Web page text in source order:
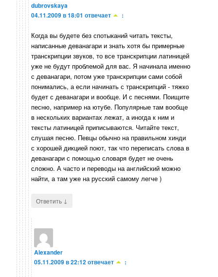
dubrovskaya
04.11.2009 в 18:01 отвечает :
Когда вы будете без спотыканий читать тексты,
написанные деванагари и знать хотя бы примерные
транскрипции звуков, то все транскрипции латиницей
уже не будут проблемой для вас. Я начинала именно
с деванагари, потом уже транскрипции сами собой
понимались, а если начинать с транскрипций - тяжко
будет с деванагари и вообще. И с песнями. Поищите
песню, например на ютубе. Популярные там вообще
в нескольких вариантах лежат, а иногда к ним и
тексты латиницей приписываются. Читайте текст,
слушая песню. Певцы обычно на правильном хинди
с хорошей дикцией поют, так что переписать слова в
деванагари с помощью словаря будет не очень
сложно. А часто и переводы на английский можно
найти, а там уже на русский самому легче )
Ответить ↓
Alexander
05.11.2009 в 22:12отвечает :